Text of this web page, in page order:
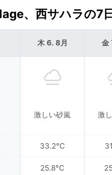
、西サハラの7
木 6. 8月
激しい砂嵐
33.2°C
25.8°C
金
激